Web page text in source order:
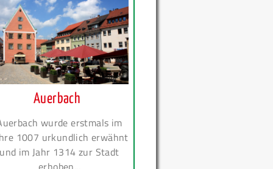
Auerbach
wurde erstmals im
1007 urkundlich erwähnt
und im Jahr 1314 zur Stadt